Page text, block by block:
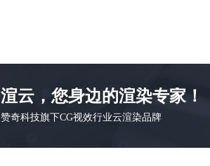
渲云，您身边的渲染专家！
赞奇科技旗下CG视效行业云渲染品牌